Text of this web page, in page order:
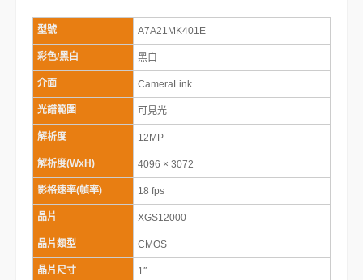
型號 A7A21MK401E
彩色/黑白 黑白
介面 CameraLink
光譜範圍 可見光
解析度 12MP
解析度(WxH) 4096 × 3072
影格速率(幀率) 18 fps
晶片 XGS12000
晶片類型 CMOS
晶片尺寸 1″